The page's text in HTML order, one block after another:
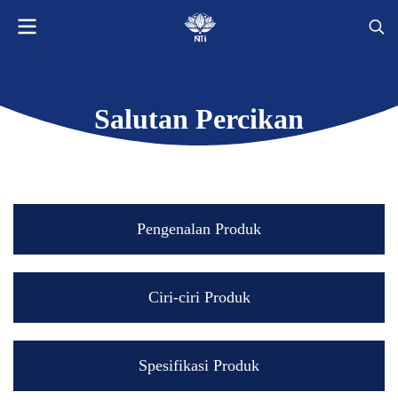
Salutan Percikan
Pengenalan Produk
Ciri-ciri Produk
Spesifikasi Produk